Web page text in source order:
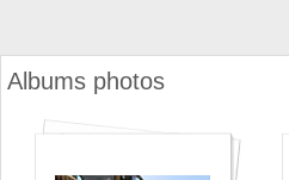
Albums photos